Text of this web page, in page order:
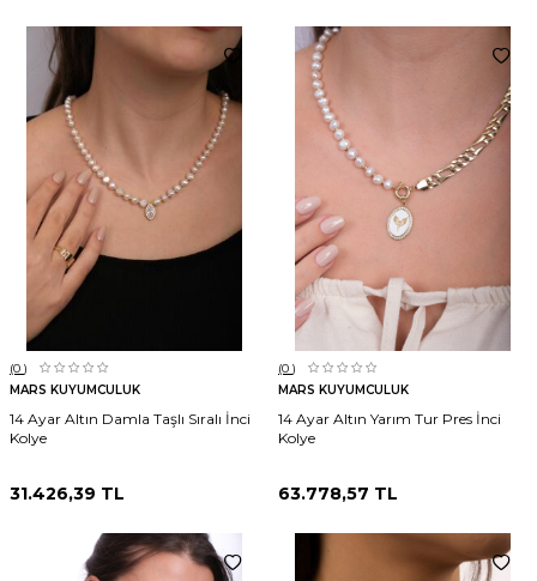
(0 )
MARS KUYUMCULUK
14 Ayar Altın Damla Taşlı Sıralı İnci
Kolye
31.426,39 TL
(0 )
MARS KUYUMCULUK
14 Ayar Altın Yarım Tur Pres İnci
Kolye
63.778,57 TL